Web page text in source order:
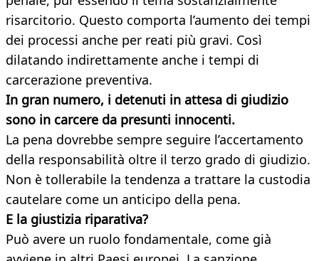
risarcitorio. Questo comporta l’aumento dei tempi
dei processi anche per reati più gravi. Così
dilatando indirettamente anche i tempi di
carcerazione preventiva.
In gran numero, i detenuti in attesa di giudizio
sono in carcere da presunti innocenti.
La pena dovrebbe sempre seguire l’accertamento
della responsabilità oltre il terzo grado di giudizio.
Non è tollerabile la tendenza a trattare la custodia
cautelare come un anticipo della pena.
E la giustizia riparativa?
Può avere un ruolo fondamentale, come già